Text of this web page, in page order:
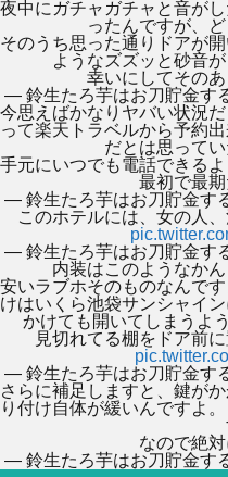
夜中にガチャガチャと音が
ったんですが、
そのうち思った通りドアが
ようなズズッと砂音
幸いにしてその
— 鈴生たろ芋はお刀貯金す
今思えばかなりヤバい状況
って楽天トラベルから予約
だとは思ってい
手元にいつでも電話できる
最初で最期
— 鈴生たろ芋はお刀貯金す
このホテルには、女の人
— 鈴生たろ芋はお刀貯金す
内装はこのようなか
安いラブホそのものなんで
けはいくら池袋サンシャイ
かけても開いてしまうよ
見切れてる棚をドア前
— 鈴生たろ芋はお刀貯金す
さらに補足しますと、鍵が
り付け自体が緩いんですよ
なので絶
— 鈴生たろ芋はお刀貯金す